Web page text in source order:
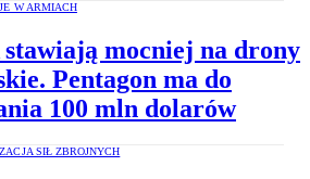
W ARMIACH
stawiają mocniej na drony
Pentagon ma do
100 mln dolarów
SIŁ ZBROJNYCH